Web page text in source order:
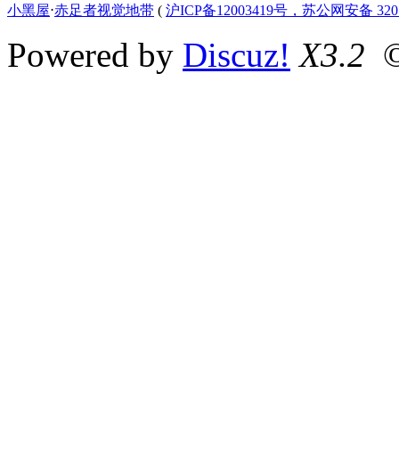
小黑屋⋅赤足者视觉地带 ( 沪ICP备12003419号，苏公网安备
Powered by Discuz! X3.2